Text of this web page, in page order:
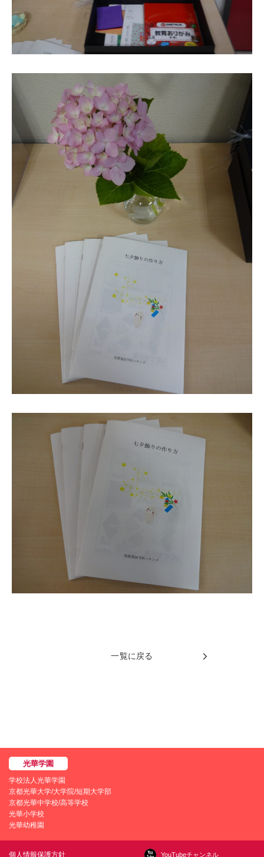
一覧に戻る
学校法人光華学園
京都光華大学/大学院/短期大学部
京都光華中学校/高等学校
光華小学校
光華幼稚園
個人情報保護方針 YouTubeチャンネル